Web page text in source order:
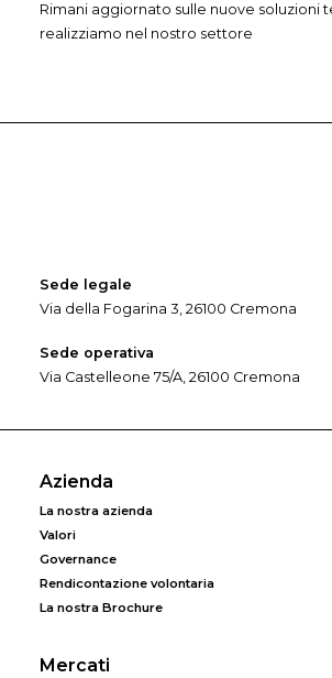
Rimani aggiornato sulle nuove soluzioni
realizziamo nel nostro settore
Sede legale
Via della Fogarina 3, 26100 Cremona
Sede operativa
Via Castelleone 75/A, 26100 Cremona
Azienda
La nostra azienda
Valori
Governance
Rendicontazione volontaria
La nostra Brochure
Mercati